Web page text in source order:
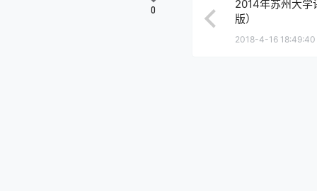
0
2014年苏州大学
版）
2018-4-16 18:49:40